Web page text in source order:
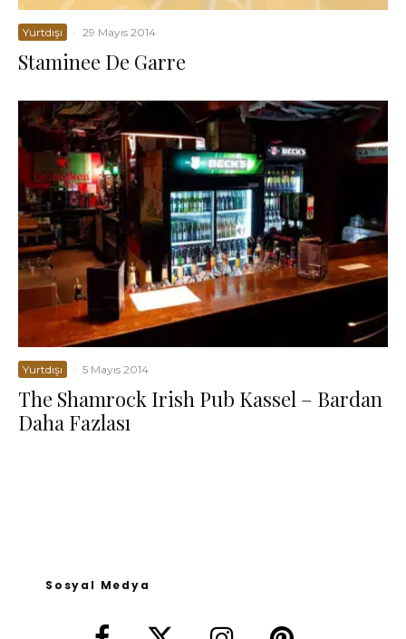
Yurtdışı · 29 Mayıs 2014
Staminee De Garre
Yurtdışı · 5 Mayıs 2014
The Shamrock Irish Pub Kassel – Bardan
Daha Fazlası
Sosyal Medya